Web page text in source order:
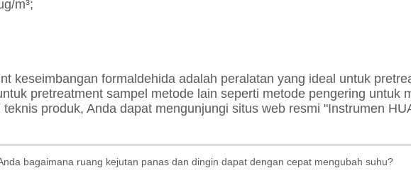
bagaimana ruang kejutan panas dan dingin dapat dengan cepat mengubah suhu?